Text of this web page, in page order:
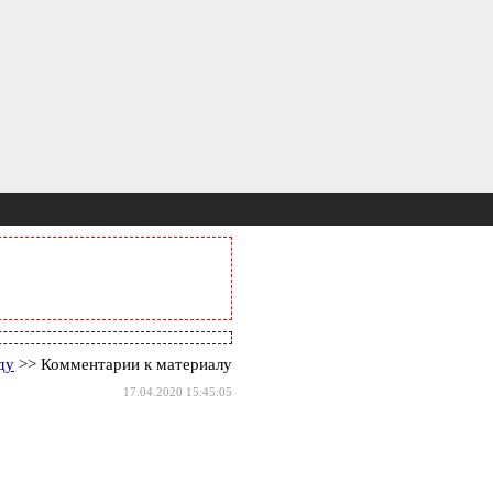
>> Комментарии к материалу
17.04.2020 15:45:05